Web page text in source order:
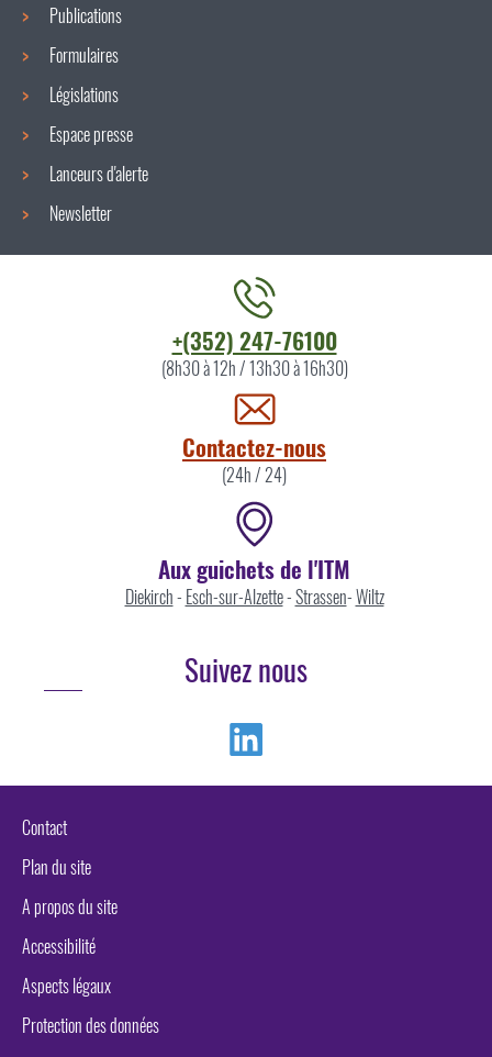
Publications
Formulaires
Législations
Espace presse
Lanceurs d'alerte
Newsletter
+(352) 247-76100
(8h30 à 12h / 13h30 à 16h30)
Contactez-nous
(24h / 24)
Aux guichets de l'ITM
Diekirch- Esch-sur-Alzette-Strassen-Wiltz
Suivez nous
Contact
Plan du site
A propos du site
Accessibilité
Aspects légaux
Protection des données